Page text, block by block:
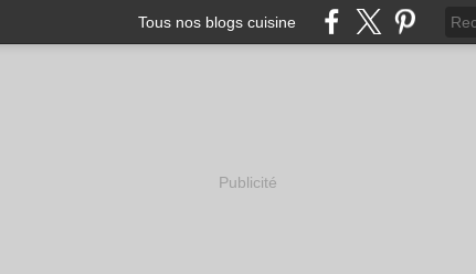
Tous nos blogs cuisine
Publicité